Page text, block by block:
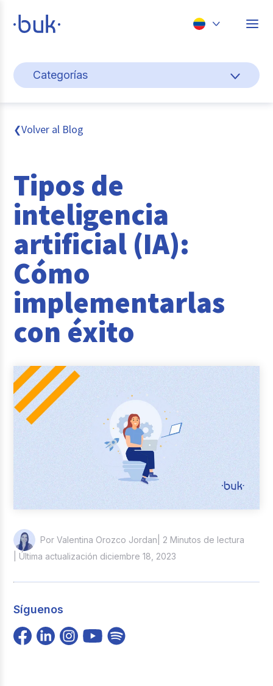
Perú
Categorías
Cultura y bienestar laboral
Gestión de personas
Pago de nómina
Buk
Transformación digital
Tendencias y Data
Reclutamiento y Selección
Casos de éxito
Columna del Experto
Entrevistas
❮Volver al Blog
Tipos de
inteligencia
artificial (IA):
Cómo
implementarlas
con éxito
Por Valentina Orozco Jordan | 2 Minutos de lectura
| Última actualización diciembre 18, 2023
Síguenos